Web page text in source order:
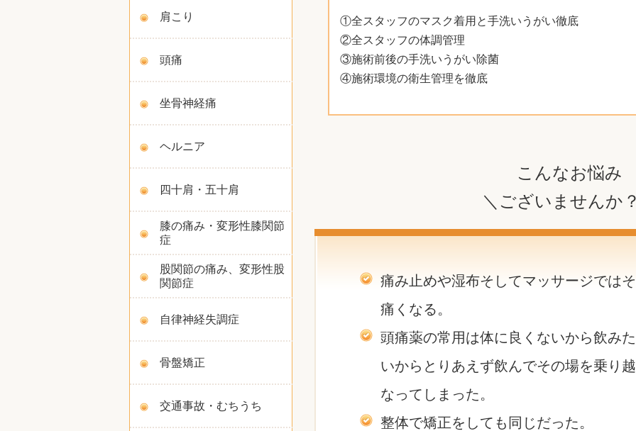
肩こり
頭痛
坐骨神経痛
ヘルニア
四十肩・五十肩
膝の痛み・変形性膝関節
症
股関節の痛み、変形性股
関節症
自律神経失調症
骨盤矯正
交通事故・むちうち
①全スタッフのマスク着用と手洗いうがい徹底
②全スタッフの体調管理
③施術前後の手洗いうがい除菌
④施術環境の衛生管理を徹底
こんなお悩み
＼ございませんか
痛み止めや湿布そしてマッサージでは
痛くなる。
頭痛薬の常用は体に良くないから飲み
いからとりあえず飲んでその場を乗り
なってしまった。
整体で矯正をしても同じだった。